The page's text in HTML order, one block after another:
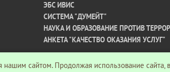
ЭБС ИВИС
СИСТЕМА "ДУМЕЙТ"
НАУКА И ОБРАЗОВАНИЕ ПРОТИВ
АНКЕТА "КАЧЕСТВО ОКАЗАНИЯ УСЛУГ"
сайтом. Продолжая использование сайта,